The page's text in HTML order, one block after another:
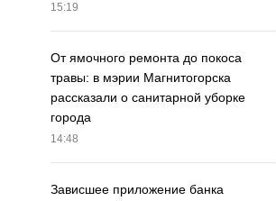
15:19
От ямочного ремонта до покоса
травы: в мэрии Магнитогорска
рассказали о санитарной уборке
города
14:48
Зависшее приложение банка